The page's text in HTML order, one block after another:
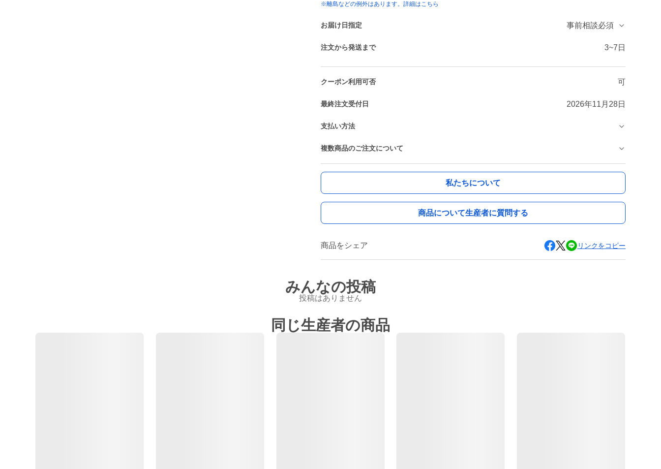
※離島などの例外はあります。詳細はこちら
お届け日指定 事前相談必須
注文から発送まで 3~7日
クーポン利用可否 可
最終注文受付日 2026年11月28日
支払い方法
複数商品のご注文について
私たちについて
商品について生産者に質問する
商品をシェア リンクをコピー
みんなの投稿
投稿はありません
同じ生産者の商品